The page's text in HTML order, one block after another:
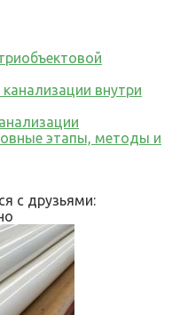
внутри
этапы, методы и
с друзьями: